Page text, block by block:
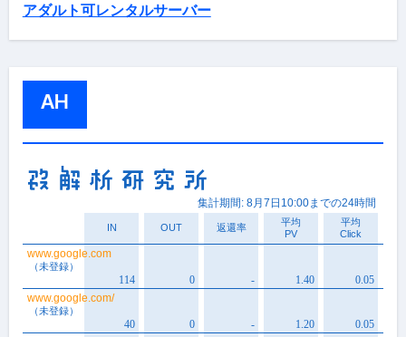
アダルト可レンタルサーバー
AH